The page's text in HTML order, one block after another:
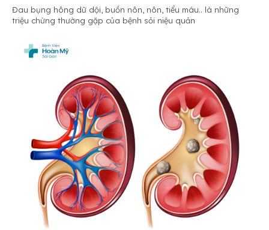
Đau bụng hông dữ dội, buồn nôn, nôn, tiểu máu.. là những
triệu chứng thường gặp của bệnh sỏi niệu quản